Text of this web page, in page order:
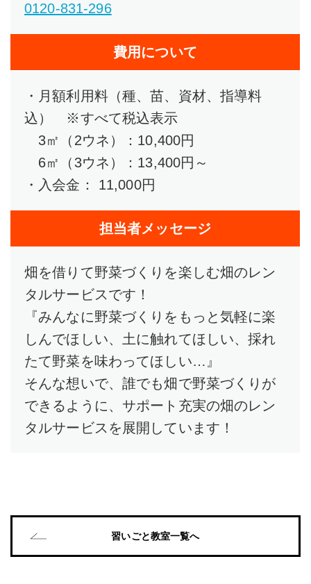
0120-831-296
費用について
・月額利用料（種、苗、資材、指導料
込） ※すべて税込表示
3㎡（2ウネ）：10,400円
6㎡（3ウネ）：13,400円～
・入会金： 11,000円
担当者メッセージ
畑を借りて野菜づくりを楽しむ畑のレン
タルサービスです！
『みんなに野菜づくりをもっと気軽に楽
しんでほしい、土に触れてほしい、採れ
たて野菜を味わってほしい…』
そんな想いで、誰でも畑で野菜づくりが
できるように、サポート充実の畑のレン
タルサービスを展開しています！
習いごと教室一覧へ